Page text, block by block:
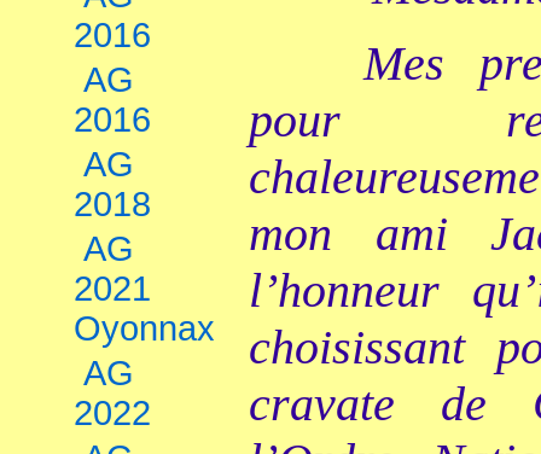
2016
AG
2016
AG
2018
AG
2021
Oyonnax
AG
2022
Mes
pour
mon ami
l’honneur
choisissant
cravate de